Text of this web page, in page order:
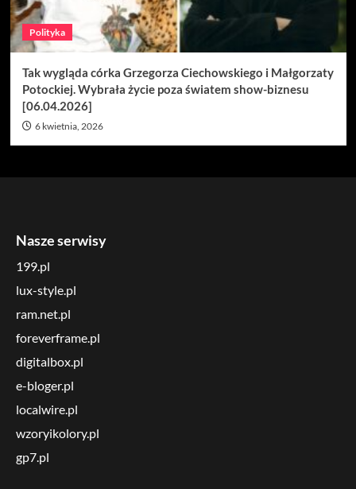
Polityka
Tak wygląda córka Grzegorza Ciechowskiego i Małgorzaty
Potockiej. Wybrała życie poza światem show-biznesu
[06.04.2026]
6 kwietnia, 2026
Nasze serwisy
199.pl
lux-style.pl
ram.net.pl
foreverframe.pl
digitalbox.pl
e-bloger.pl
localwire.pl
wzoryikolory.pl
gp7.pl